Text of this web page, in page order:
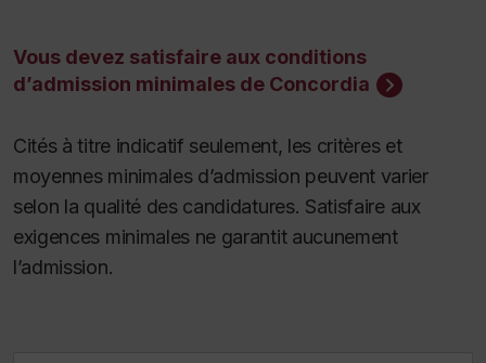
Vous devez satisfaire aux conditions
d’admission minimales de Concordia
Cités à titre indicatif seulement, les critères et
moyennes minimales d’admission peuvent varier
selon la qualité des candidatures. Satisfaire aux
exigences minimales ne garantit aucunement
l’admission.